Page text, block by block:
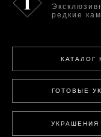
КАТАЛОГ
УКРАШЕНИЯ
ГОТОВЫЕ
редкие